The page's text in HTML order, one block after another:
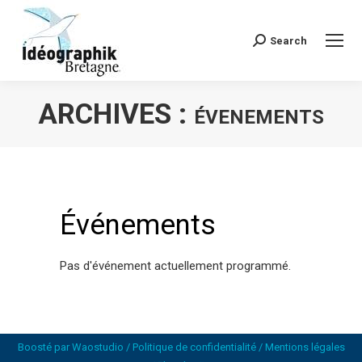
Recherche
Search
ARCHIVES : ÉVENEMENTS
Événements
Pas d'événement actuellement programmé.
Boosté par Waostudio / Politique de confidentialité/ Mentions légales